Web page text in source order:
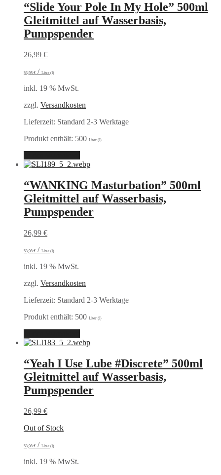
“Slide Your Pole In My Hole” 500ml
Gleitmittel auf Wasserbasis,
Pumpspender
26,99 €
53,98 € / Liter (l)
inkl. 19 % MwSt.
zzgl. Versandkosten
Lieferzeit: Standard 2-3 Werktage
Produkt enthält: 500 Liter (l)
“WANKING Masturbation” 500ml
Gleitmittel auf Wasserbasis,
Pumpspender
26,99 €
53,98 € / Liter (l)
inkl. 19 % MwSt.
zzgl. Versandkosten
Lieferzeit: Standard 2-3 Werktage
Produkt enthält: 500 Liter (l)
“Yeah I Use Lube #Discrete” 500ml
Gleitmittel auf Wasserbasis,
Pumpspender
26,99 €
Out of Stock
53,98 € / Liter (l)
inkl. 19 % MwSt.